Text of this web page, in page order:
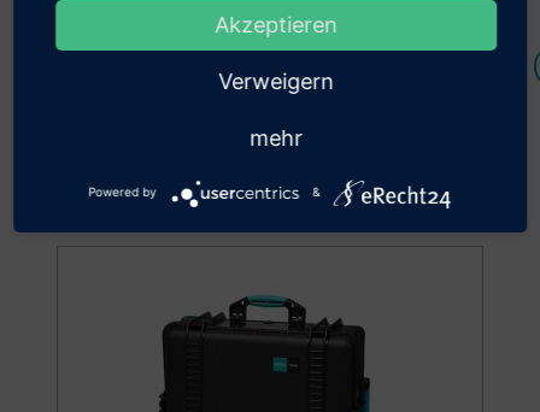
Beschreibung und technische Details
Passendes Zubehör
nehmen, Gewerbe­treiben­de(r) oder als
Behörde einkaufe.
Akzeptieren
Verweigern
mehr
Powered by &